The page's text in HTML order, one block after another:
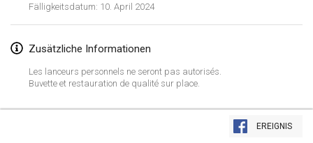
Liste anzeigen
Fälligkeitsdatum: 10. April 2024
Zusätzliche Informationen
Les lanceurs personnels ne seront pas autorisés.
Buvette et restauration de qualité sur place.
EREIGNIS
SM HalliMölkky - Finnish Championship
3. Feb. 2024|Finnland